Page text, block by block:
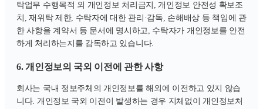
탁업무 수행목적 외 개인정보 처리금지, 개인정보 안전성 확보조
치, 재위탁 제한, 수탁자에 대한 관리·감독, 손해배상 등 책임에 관
한 사항을 계약서 등 문서에 명시하고, 수탁자가 개인정보를 안전
하게 처리하는지를 감독하고 있습니다.
6. 개인정보의 국외 이전에 관한 사항
회사는 국내 정보주체의 개인정보를 해외에 이전하고 있지 않습
니다. 개인정보 국외 이전이 발생하는 경우 지체없이 개인정보처